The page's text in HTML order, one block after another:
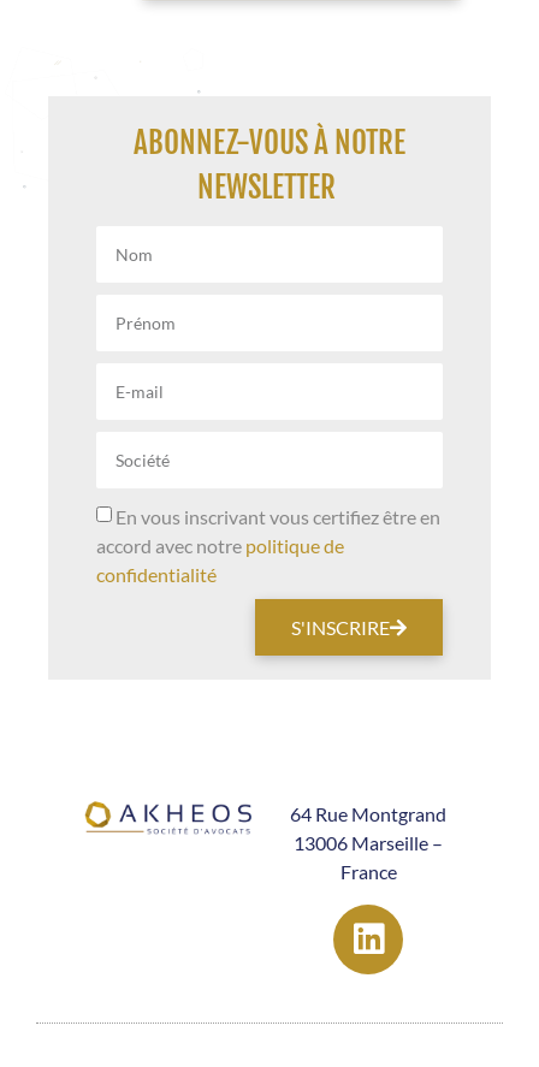
ABONNEZ-VOUS À NOTRE
NEWSLETTER
En vous inscrivant vous certifiez être en
accord avec notre politique de
confidentialité
S'INSCRIRE
64 Rue Montgrand
13006 Marseille –
France